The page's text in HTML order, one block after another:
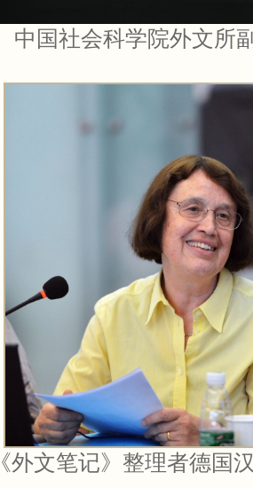
中国社会科学院外文所
《外文笔记》整理者德国